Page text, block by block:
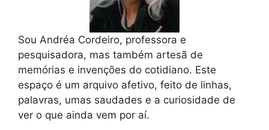
Sou Andréa Cordeiro, professora e
pesquisadora, mas também artesã de
memórias e invenções do cotidiano. Este
espaço é um arquivo afetivo, feito de linhas,
palavras, umas saudades e a curiosidade de
ver o que ainda vem por aí.